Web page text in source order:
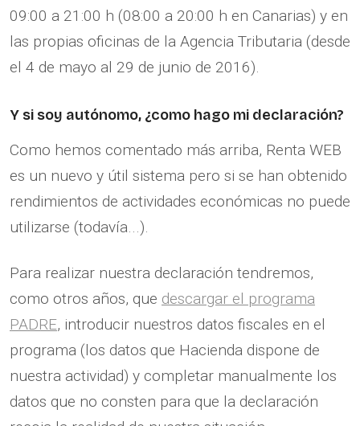
09:00 a 21:00 h (08:00 a 20:00 h en Canarias) y en
las propias oficinas de la Agencia Tributaria (desde
el 4 de mayo al 29 de junio de 2016).
Y si soy autónomo, ¿como hago mi declaración?
Como hemos comentado más arriba, Renta WEB
es un nuevo y útil sistema pero si se han obtenido
rendimientos de actividades económicas no puede
utilizarse (todavía...).
Para realizar nuestra declaración tendremos,
como otros años, que descargar el programa
PADRE, introducir nuestros datos fiscales en el
programa (los datos que Hacienda dispone de
nuestra actividad) y completar manualmente los
datos que no consten para que la declaración